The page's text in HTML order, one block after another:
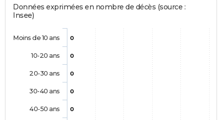
Données exprimées en nombre de décès (source :
Insee)
0
0
0
0
0
Moins de 10 ans
10-20 ans
20-30 ans
30-40 ans
40-50 ans